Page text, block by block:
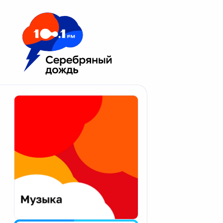
Москва 100.1 FM
Апатиты
Екатеринбург
Калининград
Калуга